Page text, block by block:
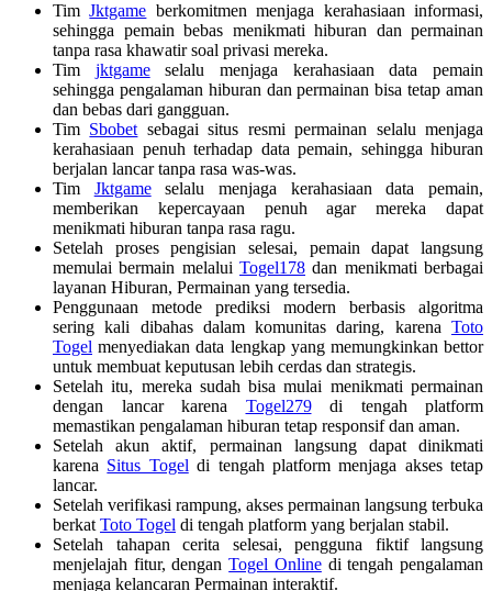
TimJktgame berkomitmen menjaga kerahasiaan informasi,
sehingga pemain bebas menikmati hiburan dan permainan
tanpa rasa khawatir soal privasi mereka.
Tim jktgameselalu menjaga kerahasiaan data pemain
sehingga pengalaman hiburan dan permainan bisa tetap aman
dan bebas dari gangguan.
Tim Sbobet sebagai situs resmi permainan selalu menjaga
kerahasiaan penuh terhadap data pemain, sehingga hiburan
berjalan lancar tanpa rasa was-was.
Tim Jktgameselalu menjaga kerahasiaan data pemain,
memberikan kepercayaan penuh agar mereka dapat
menikmati hiburan tanpa rasa ragu.
Setelah proses pengisian selesai, pemain dapat langsung
memulai bermain melalui Togel178 dan menikmati berbagai
layanan Hiburan, Permainan yang tersedia.
Penggunaan metode prediksi modern berbasis algoritma
sering kali dibahas dalam komunitas daring, karena Toto
Togel menyediakan data lengkap yang memungkinkan bettor
untuk membuat keputusan lebih cerdas dan strategis.
Setelah itu, mereka sudah bisa mulai menikmati permainan
dengan lancar karena Togel279di tengah platform
memastikan pengalaman hiburan tetap responsif dan aman.
Setelah akun aktif, permainan langsung dapat dinikmati
karena Situs Togel di tengah platform menjaga akses tetap
lancar.
Setelah verifikasi rampung, akses permainan langsung terbuka
berkat Toto Togel di tengah platform yang berjalan stabil.
Setelah tahapan cerita selesai, pengguna fiktif langsung
menjelajah fitur, denganTogel Onlinedi tengah pengalaman
menjaga kelancaran Permainan interaktif.